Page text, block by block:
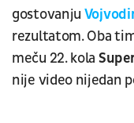
gostovanju
rezultatom. Oba
meču 22. kola
nije video nijedan